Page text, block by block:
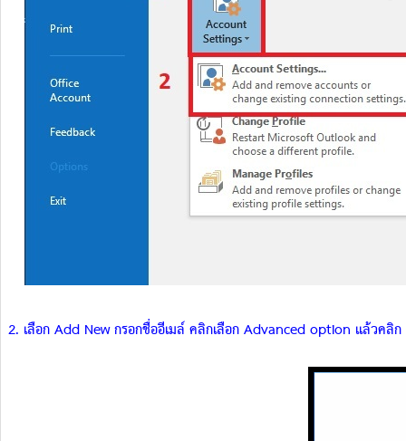
2. เลือก Add New กรอกชื่ออีเมล์ คลิกเลือก Advanced option แล้วคลิ